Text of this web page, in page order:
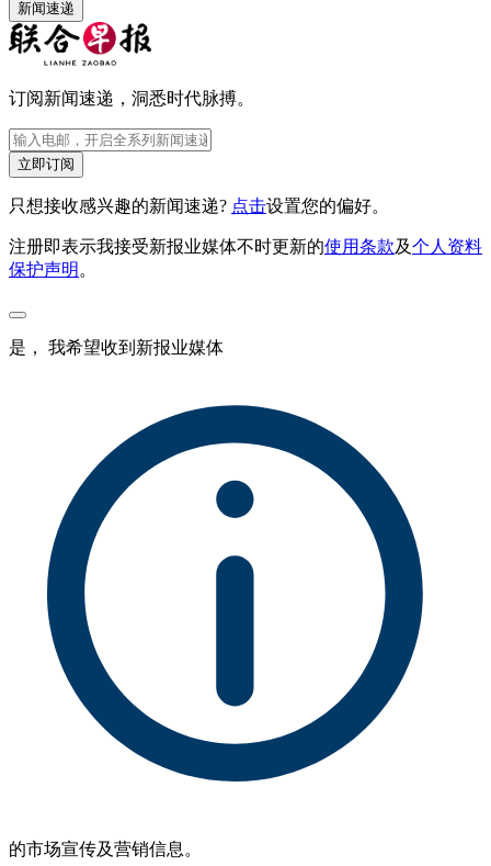
新闻速递
订阅新闻速递，洞悉时代脉搏。
立即订阅
只想接收感兴趣的新闻速递? 点击设置您的偏好。
注册即表示我接受新报业媒体不时更新的使用条款及个人资料
保护声明 。
是， 我希望收到新报业媒体
的市场宣传及营销信息。